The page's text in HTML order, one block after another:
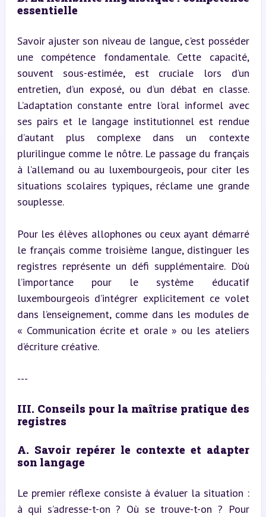
essentielle
Savoir ajuster son niveau de langue, c'est posséder
une compétence fondamentale. Cette capacité,
souvent sous-estimée, est cruciale lors d’un
entretien, d’un exposé, ou d’un débat en classe.
L’adaptation constante entre l’oral informel avec
ses pairs et le langage institutionnel est rendue
d’autant plus complexe dans un contexte
plurilingue comme le nôtre. Le passage du français
à l’allemand ou au luxembourgeois, pour citer les
situations scolaires typiques, réclame une grande
souplesse.
Pour les élèves allophones ou ceux ayant démarré
le français comme troisième langue, distinguer les
registres représente un défi supplémentaire. D’où
l’importance pour le système éducatif
luxembourgeois d’intégrer explicitement ce volet
dans l’enseignement, comme dans les modules de
« Communication écrite et orale » ou les ateliers
d’écriture créative.
---
III. Conseils pour la maîtrise pratique des
registres
A. Savoir repérer le contexte et adapter
son langage
Le premier réflexe consiste à évaluer la situation :
à qui s’adresse-t-on ? Où se trouve-t-on ? Pour